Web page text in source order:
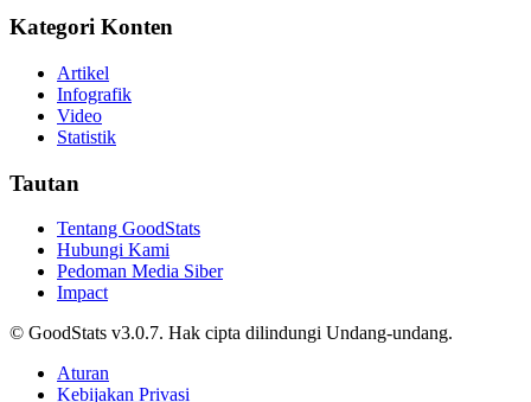
Kategori Konten
Artikel
Infografik
Video
Statistik
Tautan
Tentang GoodStats
Hubungi Kami
Pedoman Media Siber
Impact
© GoodStats v3.0.7. Hak cipta dilindungi Undang-undang.
Aturan
Kebijakan Privasi